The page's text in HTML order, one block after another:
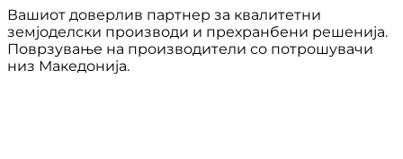
Вашиот доверлив партнер за квалитетни
земјоделски производи и прехранбени решенија.
Поврзување на производители со потрошувачи
низ Македонија.